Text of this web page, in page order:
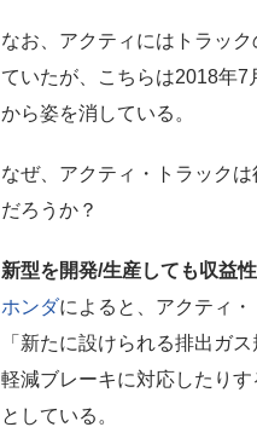
なお、アクティにはトラッ
ていたが、こちらは2018年
から姿を消している。
なぜ、アクティ・トラック
だろうか？
新型を開発/生産しても収益
ホンダによると、アクティ
「新たに設けられる排出ガ
軽減ブレーキに対応したり
としている。